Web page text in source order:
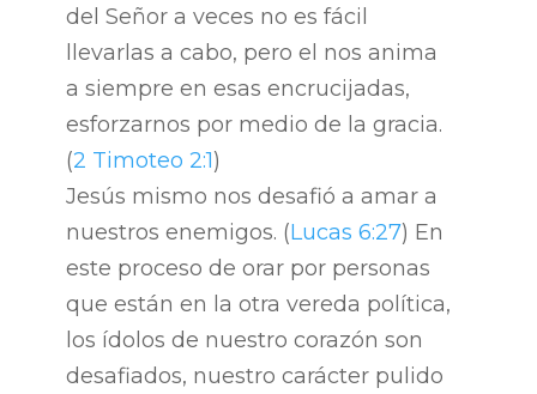
del Señor a veces no es fácil
llevarlas a cabo, pero el nos anima
a siempre en esas encrucijadas,
esforzarnos por medio de la gracia.
(2 Timoteo 2:1)
Jesús mismo nos desafió a amar a
nuestros enemigos. (Lucas 6:27) En
este proceso de orar por personas
que están en la otra vereda política,
los ídolos de nuestro corazón son
desafiados, nuestro carácter pulido